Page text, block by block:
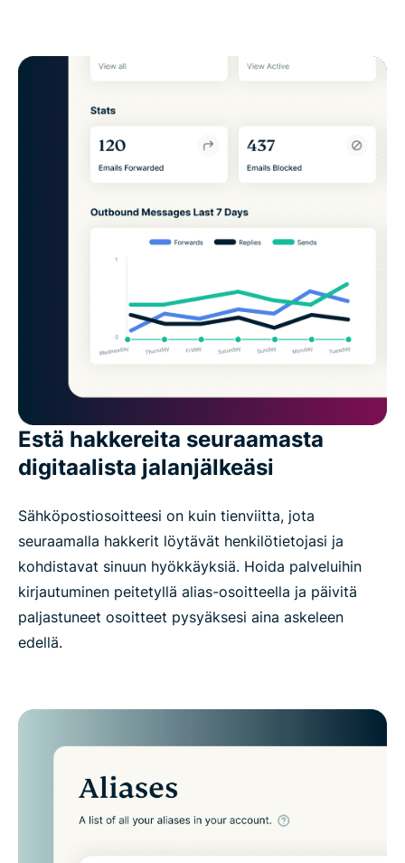
Estä hakkereita seuraamasta
digitaalista jalanjälkeäsi
Sähköpostiosoitteesi on kuin tienviitta, jota
seuraamalla hakkerit löytävät henkilötietojasi ja
kohdistavat sinuun hyökkäyksiä. Hoida palveluihin
kirjautuminen peitetyllä alias-osoitteella ja päivitä
paljastuneet osoitteet pysyäksesi aina askeleen
edellä.